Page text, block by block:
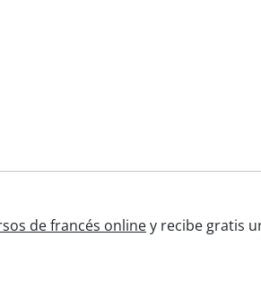
de francés onliney recibe gratis